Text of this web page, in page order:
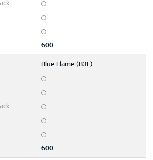
600
Blue Flame (B3L)
600